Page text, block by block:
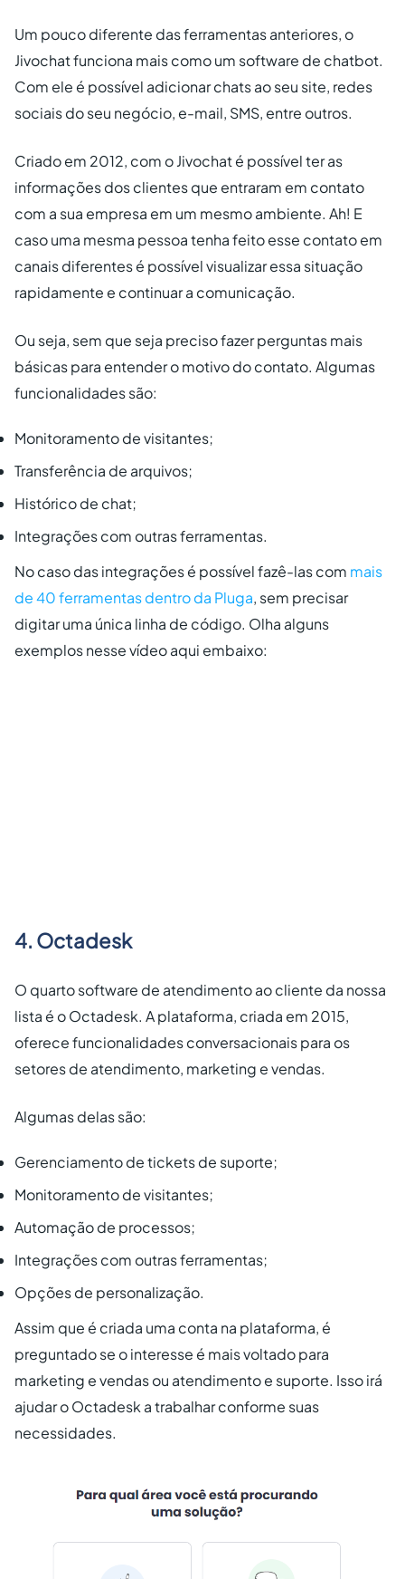
Um pouco diferente das ferramentas anteriores, o
Jivochat funciona mais como um software de chatbot.
Com ele é possível adicionar chats ao seu site, redes
sociais do seu negócio, e-mail, SMS, entre outros.
Criado em 2012, com o Jivochat é possível ter as
informações dos clientes que entraram em contato
com a sua empresa em um mesmo ambiente. Ah! E
caso uma mesma pessoa tenha feito esse contato em
canais diferentes é possível visualizar essa situação
rapidamente e continuar a comunicação.
Ou seja, sem que seja preciso fazer perguntas mais
básicas para entender o motivo do contato. Algumas
funcionalidades são:
Monitoramento de visitantes;
Transferência de arquivos;
Histórico de chat;
Integrações com outras ferramentas.
No caso das integrações é possível fazê-las com mais
de 40 ferramentas dentro da Pluga, sem precisar
digitar uma única linha de código. Olha alguns
exemplos nesse vídeo aqui embaixo:
4. Octadesk
O quarto software de atendimento ao cliente da nossa
lista é o Octadesk. A plataforma, criada em 2015,
oferece funcionalidades conversacionais para os
setores de atendimento, marketing e vendas.
Algumas delas são:
Gerenciamento de tickets de suporte;
Monitoramento de visitantes;
Automação de processos;
Integrações com outras ferramentas;
Opções de personalização.
Assim que é criada uma conta na plataforma, é
preguntado se o interesse é mais voltado para
marketing e vendas ou atendimento e suporte. Isso irá
ajudar o Octadesk a trabalhar conforme suas
necessidades.